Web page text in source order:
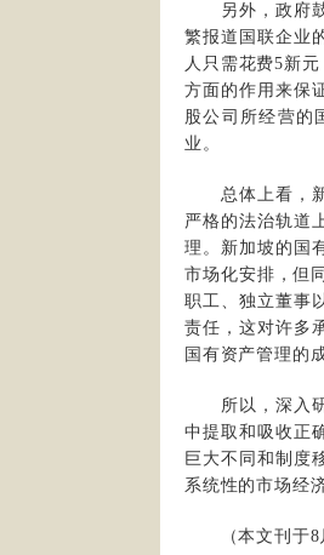
另外，政府鼓
繁报道国联企业
人只需花费5新
方面的作用来保
股公司所经营的
业。
总体上看，新
严格的法治轨道
理。新加坡的国
市场化安排，但
职工、独立董事
责任，这对许多
国有资产管理的
所以，深入研
中提取和吸收正
巨大不同和制度
系统性的市场经
（本文刊于8月